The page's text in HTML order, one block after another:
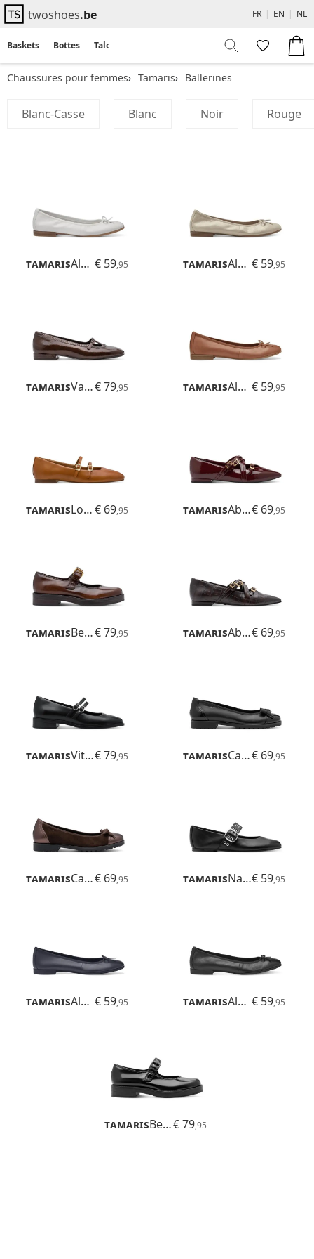
twoshoes.be FR | EN | NL
Baskets Bottes Talons
Chaussures pour femmes Tamaris Ballerines
Blanc-Casse Blanc Noir Rouge
Tamaris Alena € 59,95 Tamaris Alena € 59,95
Tamaris Varesa€ 79,95 Tamaris Alena € 59,95
Tamaris Lorita€ 69,95 Tamaris Abril€ 69,95
Tamaris Betina€ 79,95 Tamaris Abril€ 69,95
Tamaris Vittoria€ 79,95 Tamaris Careen€ 69,95
Tamaris Careen€ 69,95 Tamaris Nanala€ 59,95
Tamaris Alena € 59,95 Tamaris Alena € 59,95
Tamaris Betina€ 79,95